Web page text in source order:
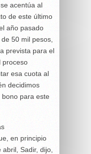
acentúa al
de este último
año pasado
50 mil pesos,
prevista para el
proceso
esa cuota al
decidimos
para este
en principio
Sadir, dijo,